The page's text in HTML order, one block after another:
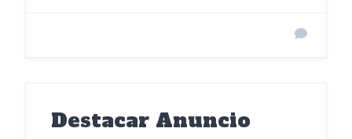
Destacar Anuncio